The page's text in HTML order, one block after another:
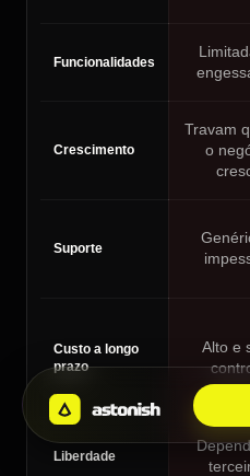
Funcionalidades
Crescimento
Travam
o
Suporte
Custo a longo
prazo
Alto e
Liberdade